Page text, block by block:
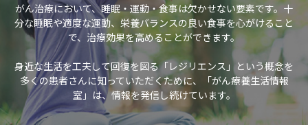
がん治療において、睡眠・運動・食事は欠かせない要素です。十
分な睡眠や適度な運動、栄養バランスの良い食事を心がけること
で、治療効果を高めることができます。
身近な生活を工夫して回復を図る「レジリエンス」という概念を
多くの患者さんに知っていただくために、「がん療養生活情報
室」は、情報を発信し続けています。